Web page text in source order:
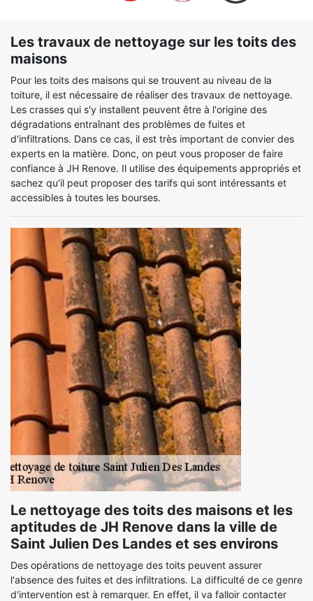
Les travaux de nettoyage sur les toits des
maisons
Pour les toits des maisons qui se trouvent au niveau de la
toiture, il est nécessaire de réaliser des travaux de nettoyage.
Les crasses qui s'y installent peuvent être à l'origine des
dégradations entraînant des problèmes de fuites et
d'infiltrations. Dans ce cas, il est très important de convier des
experts en la matière. Donc, on peut vous proposer de faire
confiance à JH Renove. Il utilise des équipements appropriés et
sachez qu'il peut proposer des tarifs qui sont intéressants et
accessibles à toutes les bourses.
Le nettoyage des toits des maisons et les
aptitudes de JH Renove dans la ville de
Saint Julien Des Landes et ses environs
Des opérations de nettoyage des toits peuvent assurer
l'absence des fuites et des infiltrations. La difficulté de ce genre
d'intervention est à remarquer. En effet, il va falloir contacter